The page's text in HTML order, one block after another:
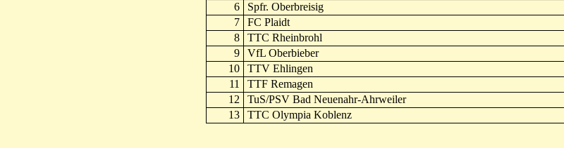
6
Spfr. Oberbreisig
7
FC Plaidt
8
TTC Rheinbrohl
9
VfL Oberbieber
10
TTV Ehlingen
11
TTF Remagen
12
TuS/PSV Bad Neuenahr-Ahrweiler
13
TTC Olympia Koblenz